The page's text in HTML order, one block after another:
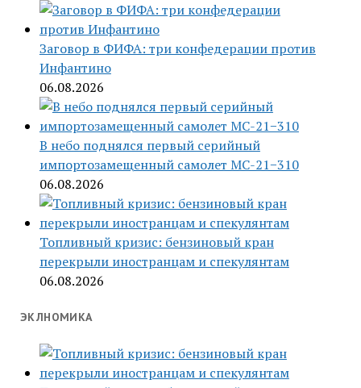
Заговор в ФИФА: три конфедерации против
Инфантино
06.08.2026
В небо поднялся первый серийный
импортозамещенный самолет МС-21−310
06.08.2026
Топливный кризис: бензиновый кран
перекрыли иностранцам и спекулянтам
06.08.2026
ЭКЛНОМИКА